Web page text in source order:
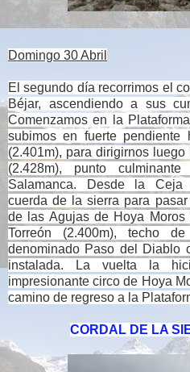
Domingo 30 Abril
El segundo día recorrimos el
Béjar, ascendiendo a sus
Comenzamos en la
subimos en fuerte
(2.401m), para dirigirnos
(2.428m), punto
Salamanca. Desde la Ceja
cuerda de la sierra para
de las Agujas de Hoya
Torreón (2.400m), techo
denominado Paso del Diablo
instalada. La vuelta la
impresionante circo de Hoya
camino de regreso a la
CORDAL DE LA